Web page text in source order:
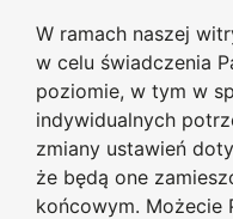
W ramach naszej
w celu świadczenia
poziomie, w tym w
indywidualnych
zmiany ustawień
że będą one
końcowym. Możecie
Przejdź do
Przejdź do
Przejdź do
Przejdź doJana